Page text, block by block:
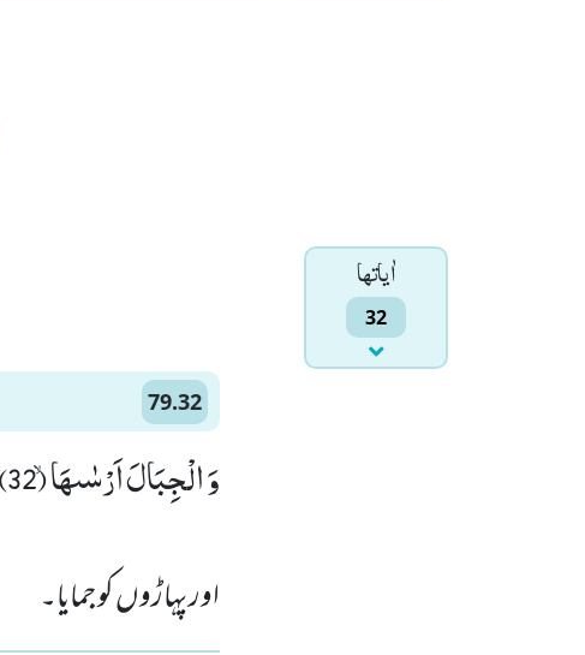
اٰياتها
32
79.32
وَ الْجِبَالَ اَرْسٰىهَاۙ (32)
اور پہاڑوں کو جمایا۔